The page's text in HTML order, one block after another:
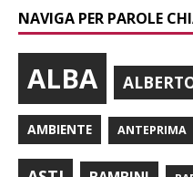
NAVIGA PER PAROLE
ALBA
AMBIENTE ANTEPRIMA